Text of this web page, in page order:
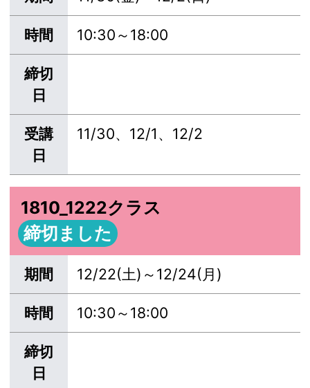
時間 10:30～18:00
締切
日
受講
日
11/30、12/1、12/2
1810_1222クラス
締切ました
期間 12/22(土)～12/24(月)
時間 10:30～18:00
締切
日